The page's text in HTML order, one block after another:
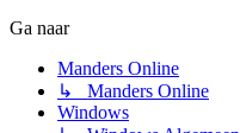
Ga naar
Manders Online
↳ Manders Online
Windows